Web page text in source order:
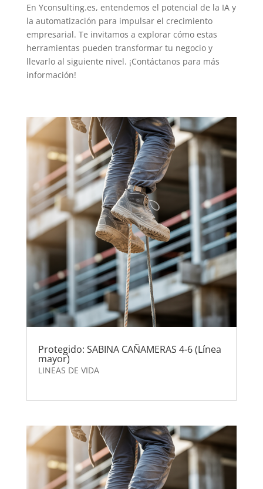
En Yconsulting.es, entendemos el potencial de la IA y
la automatización para impulsar el crecimiento
empresarial. Te invitamos a explorar cómo estas
herramientas pueden transformar tu negocio y
llevarlo al siguiente nivel. ¡Contáctanos para más
información!
Protegido: SABINA CAÑAMERAS 4-6 (Línea
mayor)
LINEAS DE VIDA